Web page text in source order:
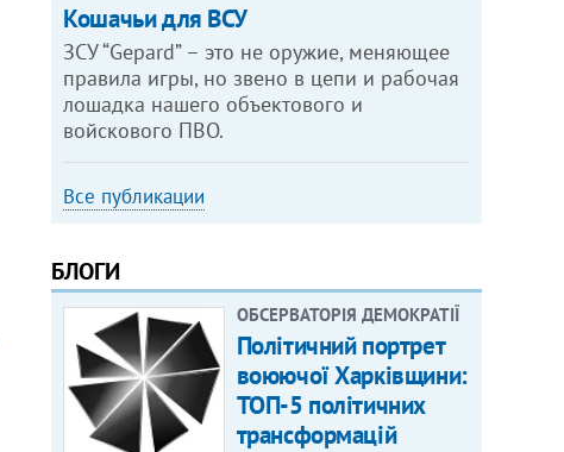
Кошачьи для ВСУ
ЗСУ “Gepard” – это не оружие, меняющее
правила игры, но звено в цепи и рабочая
лошадка нашего объектового и
войскового ПВО.
Все публикации
БЛОГИ
ОБСЕРВАТОРІЯ ДЕМОКРАТІЇ
Політичний портрет
воюючої Харківщини:
ТОП-5 політичних
трансформацій